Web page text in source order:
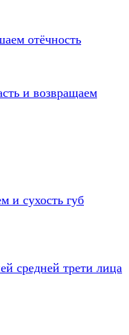
отёчность
и возвращаем
и сухость губ
средней трети лица